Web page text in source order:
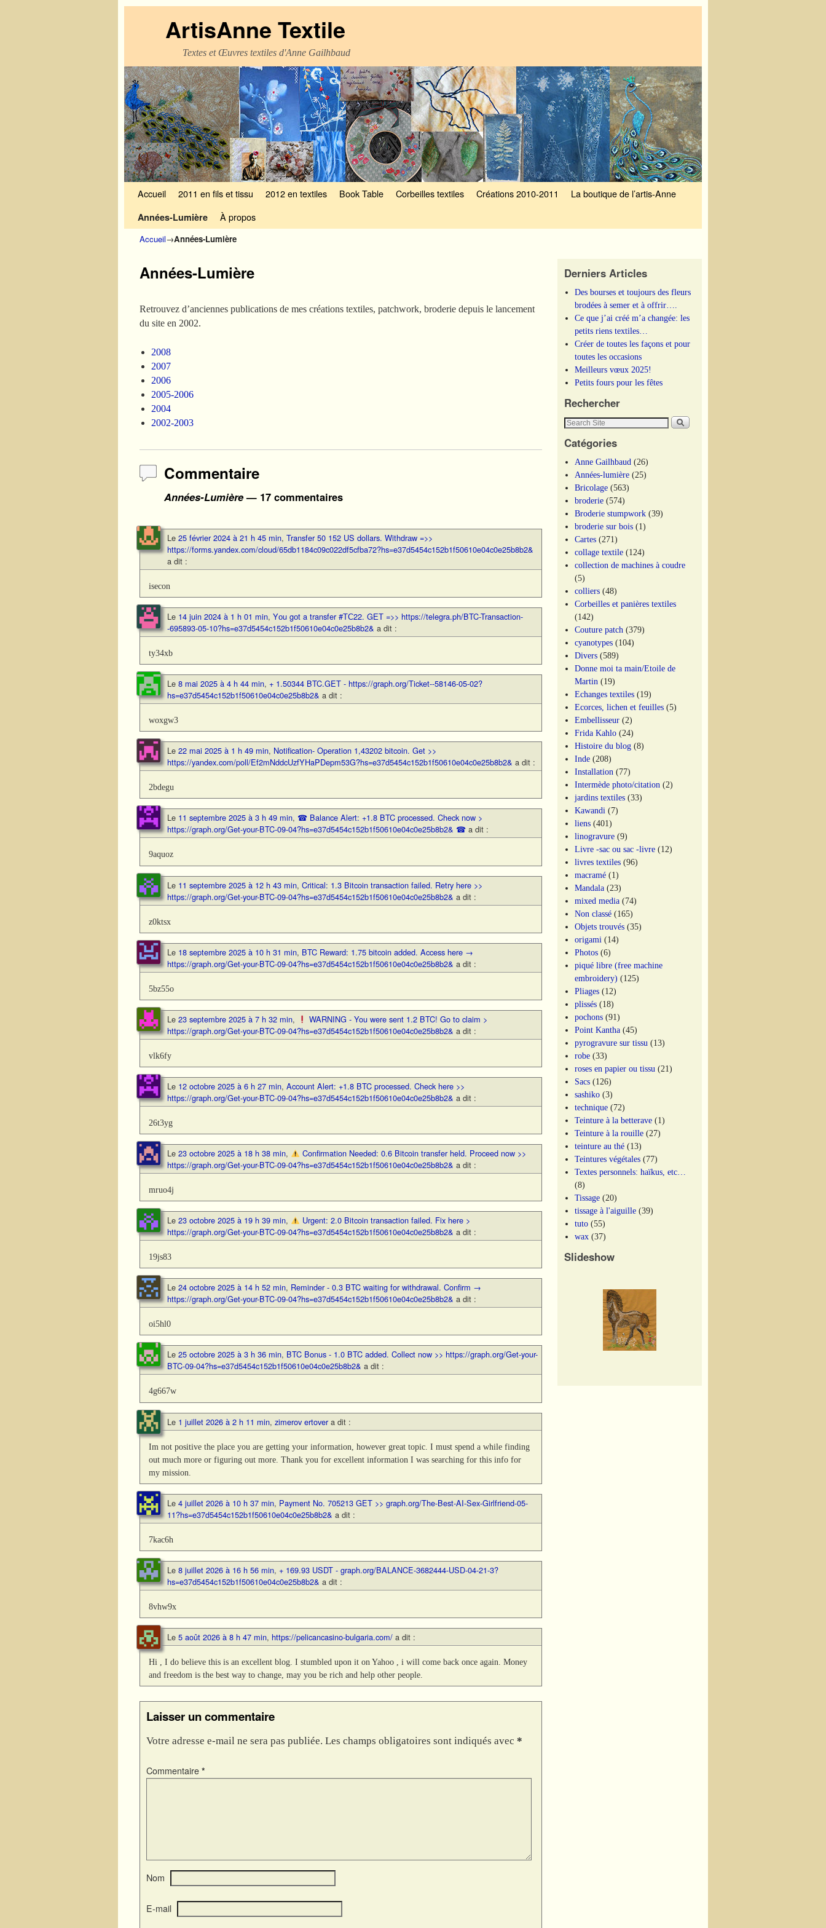
ArtisAnne Textile
Textes et Œuvres textiles d'Anne Gailhbaud
Accueil 2011 en fils et tissu 2012 en textiles Book Table Corbeilles textiles Créations 2010-2011 La boutique de l’artis-Anne
Années-Lumière À propos
Accueil→Années-Lumière
Années-Lumière
Retrouvez d’anciennes publications de mes créations textiles, patchwork, broderie depuis le lancement
du site en 2002.
2008
2007
2006
2005-2006
2004
2002-2003
Commentaire
Années-Lumière— 17 commentaires
Le 25 février 2024 à 21 h 45 min, Transfer 50 152 US dollars. Withdrаw =>>
https://forms.yandex.com/cloud/65db1184c09c022df5cfba72?hs=e37d5454c152b1f50610e04c0e25b8b2&
a dit :
isecon
Le 14 juin 2024 à 1 h 01 min, Yоu gоt a transfer #ТС22. GЕТ =>> https://telegra.ph/BTC-Transaction-
-695893-05-10?hs=e37d5454c152b1f50610e04c0e25b8b2& a dit :
ty34xb
Le 8 mai 2025 à 4 h 44 min, + 1.50344 BTC.GET - https://graph.org/Ticket--58146-05-02?
hs=e37d5454c152b1f50610e04c0e25b8b2& a dit :
woxgw3
Le 22 mai 2025 à 1 h 49 min, Notification- Operation 1,43202 bitcoin. Get >>
https://yandex.com/poll/Ef2mNddcUzfYHaPDepm53G?hs=e37d5454c152b1f50610e04c0e25b8b2& a dit :
2bdegu
Le 11 septembre 2025 à 3 h 49 min, ☎ Balance Alert: +1.8 BTC processed. Check now >
https://graph.org/Get-your-BTC-09-04?hs=e37d5454c152b1f50610e04c0e25b8b2& ☎ a dit :
9aquoz
Le 11 septembre 2025 à 12 h 43 min, Critical: 1.3 Bitcoin transaction failed. Retry here >>
https://graph.org/Get-your-BTC-09-04?hs=e37d5454c152b1f50610e04c0e25b8b2& a dit :
z0ktsx
Le 18 septembre 2025 à 10 h 31 min, BTC Reward: 1.75 bitcoin added. Access here →
https://graph.org/Get-your-BTC-09-04?hs=e37d5454c152b1f50610e04c0e25b8b2& a dit :
5bz55o
Le 23 septembre 2025 à 7 h 32 min,
WARNING - You were sent 1.2 BTC! Go to claim >
https://graph.org/Get-your-BTC-09-04?hs=e37d5454c152b1f50610e04c0e25b8b2& a dit :
vlk6fy
Le 12 octobre 2025 à 6 h 27 min, Account Alert: +1.8 BTC processed. Check here >>
https://graph.org/Get-your-BTC-09-04?hs=e37d5454c152b1f50610e04c0e25b8b2& a dit :
26t3yg
Le 23 octobre 2025 à 18 h 38 min,
Confirmation Needed: 0.6 Bitcoin transfer held. Proceed now >>
https://graph.org/Get-your-BTC-09-04?hs=e37d5454c152b1f50610e04c0e25b8b2& a dit :
mruo4j
Le 23 octobre 2025 à 19 h 39 min,
Urgent: 2.0 Bitcoin transaction failed. Fix here >
https://graph.org/Get-your-BTC-09-04?hs=e37d5454c152b1f50610e04c0e25b8b2& a dit :
19js83
Le 24 octobre 2025 à 14 h 52 min, Reminder - 0.3 BTC waiting for withdrawal. Confirm →
https://graph.org/Get-your-BTC-09-04?hs=e37d5454c152b1f50610e04c0e25b8b2& a dit :
oi5hl0
Le 25 octobre 2025 à 3 h 36 min, BTC Bonus - 1.0 BTC added. Collect now >> https://graph.org/Get-your-
BTC-09-04?hs=e37d5454c152b1f50610e04c0e25b8b2& a dit :
4g667w
Le 1 juillet 2026 à 2 h 11 min, zimerov ertover a dit :
Im not positive the place you are getting your information, however great topic. I must spend a while finding
out much more or figuring out more. Thank you for excellent information I was searching for this info for
my mission.
Le 4 juillet 2026 à 10 h 37 min, Payment No. 705213 GET >> graph.org/The-Best-AI-Sex-Girlfriend-05-
11?hs=e37d5454c152b1f50610e04c0e25b8b2& a dit :
7kac6h
Le 8 juillet 2026 à 16 h 56 min, + 169.93 USDT - graph.org/BALANCE-3682444-USD-04-21-3?
hs=e37d5454c152b1f50610e04c0e25b8b2& a dit :
8vhw9x
Le 5 août 2026 à 8 h 47 min, https://pelicancasino-bulgaria.com/ a dit :
Hi , I do believe this is an excellent blog. I stumbled upon it on Yahoo , i will come back once again. Money
and freedom is the best way to change, may you be rich and help other people.
Laisser un commentaire
Votre adresse e-mail ne sera pas publiée. Les champs obligatoires sont indiqués avec *
Commentaire *
Nom
E-mail
Derniers Articles
Des bourses et toujours des fleurs
brodées à semer et à offrir….
Ce que j’ai créé m’a changée: les
petits riens textiles…
Créer de toutes les façons et pour
toutes les occasions
Meilleurs vœux 2025!
Petits fours pour les fêtes
Rechercher
Catégories
Anne Gailhbaud (26)
Années-lumière (25)
Bricolage (563)
broderie (574)
Broderie stumpwork (39)
broderie sur bois (1)
Cartes (271)
collage textile (124)
collection de machines à coudre
(5)
colliers (48)
Corbeilles et panières textiles
(142)
Couture patch (379)
cyanotypes (104)
Divers (589)
Donne moi ta main/Etoile de
Martin (19)
Echanges textiles (19)
Ecorces, lichen et feuilles (5)
Embellisseur (2)
Frida Kahlo (24)
Histoire du blog (8)
Inde (208)
Installation (77)
Intermède photo/citation (2)
jardins textiles (33)
Kawandi (7)
liens (401)
linogravure (9)
Livre -sac ou sac -livre (12)
livres textiles (96)
macramé (1)
Mandala (23)
mixed media (74)
Non classé (165)
Objets trouvés (35)
origami (14)
Photos (6)
piqué libre (free machine
embroidery) (125)
Pliages (12)
plissés (18)
pochons (91)
Point Kantha (45)
pyrogravure sur tissu (13)
robe (33)
roses en papier ou tissu (21)
Sacs (126)
sashiko (3)
technique (72)
Teinture à la betterave (1)
Teinture à la rouille (27)
teinture au thé (13)
Teintures végétales (77)
Textes personnels: haïkus, etc…
(8)
Tissage (20)
tissage à l'aiguille (39)
tuto (55)
wax (37)
Slideshow